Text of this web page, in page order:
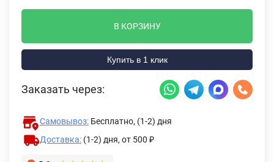
В КОРЗИНУ
Купить в 1 клик
Заказать через:
Самовывоз: Бесплатно, (1-2) дня
Доставка: (1-2) дня, от 500 ₽